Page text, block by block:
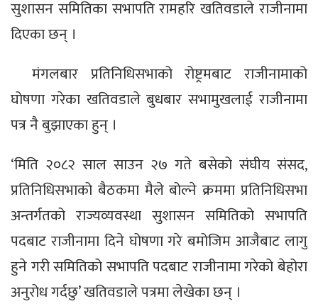
सुशासन समितिका सभापति रामहरि खतिवडाले राजीनामा
दिएका छन् ।
मंगलबार प्रतिनिधिसभाको रोष्ट्रमबाट राजीनामाको
घोषणा गरेका खतिवडाले बुधबार सभामुखलाई राजीनामा
पत्र नै बुझाएका हुन् ।
‘मिति २०८२ साल साउन २७ गते बसेको संघीय संसद,
प्रतिनिधिसभाको बैठकमा मैले बोल्ने क्रममा प्रतिनिधिसभा
अन्तर्गतको राज्यव्यवस्था सुशासन समितिको सभापति
पदबाट राजीनामा दिने घोषणा गरे बमोजिम आजैबाट लागु
हुने गरी समितिको सभापति पदबाट राजीनामा गरेको बेहोरा
अनुरोध गर्दछु’ खतिवडाले पत्रमा लेखेका छन् ।